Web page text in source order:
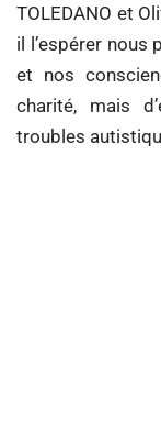
TOLEDANO et
il l’espérer nous
et nos
charité, mais
troubles